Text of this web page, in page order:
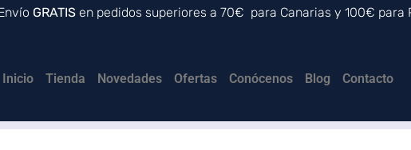
GRATISen pedidos superiores a 70€ para Canarias y 100€ para
Inicio Tienda Novedades Ofertas Conócenos Blog Contacto